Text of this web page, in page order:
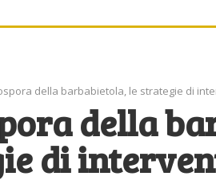
della barbabietola, le strategie di
della
di